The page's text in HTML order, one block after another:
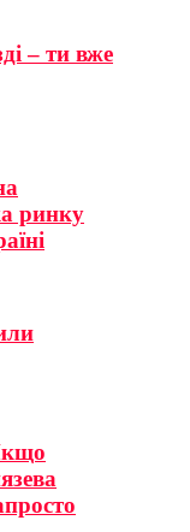
– ти вже
ринку